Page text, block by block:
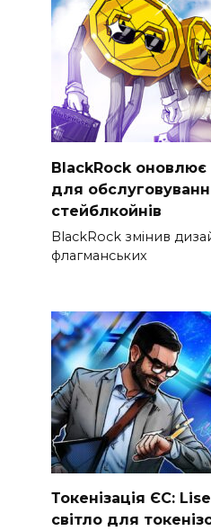
BlackRock
для
стейблкойнів
BlackRock змінив
флагманських
Токенізація ЄС:
світло для